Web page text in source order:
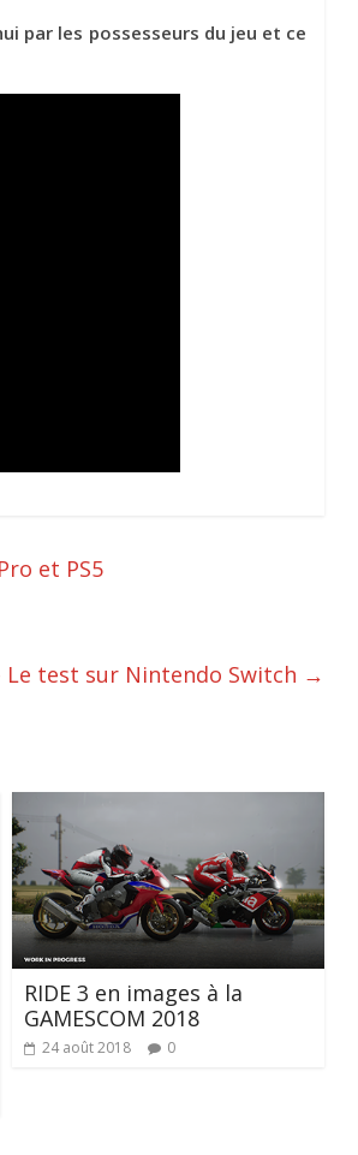
par les possesseurs du jeu et ce
et PS5
Le test sur Nintendo Switch →
RIDE 3 en images à la
GAMESCOM 2018
24 août 2018 0